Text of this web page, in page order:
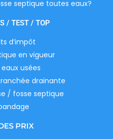
septique toutes eaux?
/ TEST / TOP
d’impôt
en vigueur
usées
drainante
/ fosse septique
PRIX